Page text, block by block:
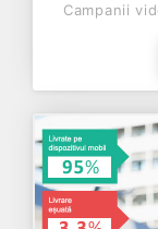
Campanii